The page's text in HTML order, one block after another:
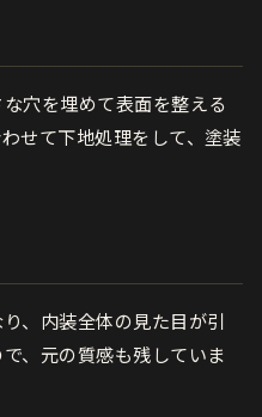
穴を埋めて表面を整える
せて下地処理をして、塗装
、内装全体の見た目が引
、元の質感も残していま